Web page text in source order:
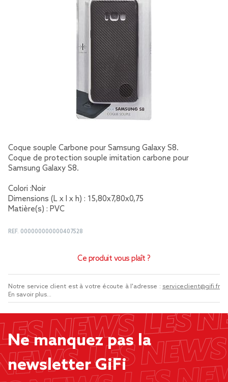
Coque souple Carbone pour Samsung Galaxy S8.
Coque de protection souple imitation carbone pour
Samsung Galaxy S8.
Colori :Noir
Dimensions (L x l x h) : 15,80x7,80x0,75
Matière(s) : PVC
REF. 000000000000407528
Ce produit vous plaît ?
Notre service client est à votre écoute à l'adresse : serviceclient@gifi.fr
En savoir plus...
Ne manquez pas la
newsletter GiFi